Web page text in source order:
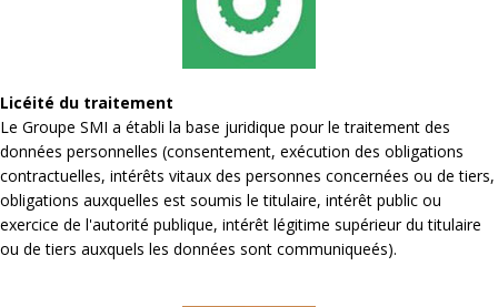
Licéité du traitement
Le Groupe SMI a établi la base juridique pour le traitement des
données personnelles (consentement, exécution des obligations
contractuelles, intérêts vitaux des personnes concernées ou de tiers,
obligations auxquelles est soumis le titulaire, intérêt public ou
exercice de l'autorité publique, intérêt légitime supérieur du titulaire
ou de tiers auxquels les données sont communiqueés).